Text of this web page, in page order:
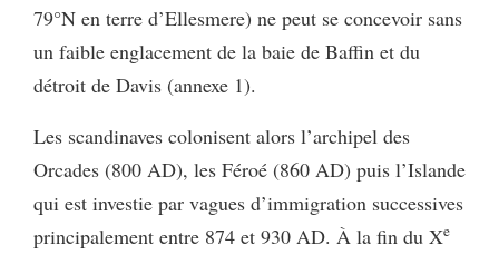
79°N en terre d’Ellesmere) ne peut se concevoir sans
un faible englacement de la baie de Baffin et du
détroit de Davis (annexe 1).
Les scandinaves colonisent alors l’archipel des
Orcades (800 AD), les Féroé (860 AD) puis l’Islande
qui est investie par vagues d’immigration successives
principalement entre 874 et 930 AD. À la fin du Xe